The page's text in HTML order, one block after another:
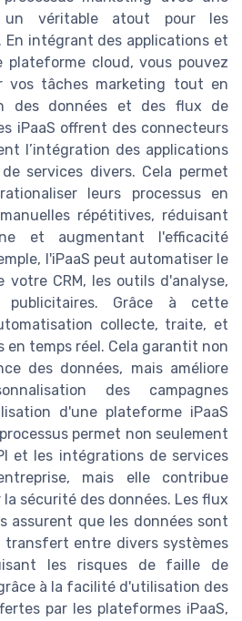
un véritable atout pour les
En intégrant des applications et
plateforme cloud, vous pouvez
vos tâches marketing tout en
des données et des flux de
iPaaS offrent des connecteurs
l’intégration des applications
services divers. Cela permet
leurs processus en
répétitives, réduisant
et augmentant l'efficacité
l'iPaaS peut automatiser le
CRM, les outils d'analyse,
Grâce à cette
collecte, traite, et
en temps réel. Cela garantit non
des données, mais améliore
des campagnes
d'une plateforme iPaaS
permet non seulement
et les intégrations de services
mais elle contribue
sécurité des données. Les flux
assurent que les données sont
transfert entre divers systèmes
les risques de faille de
à la facilité d'utilisation des
par les plateformes iPaaS,